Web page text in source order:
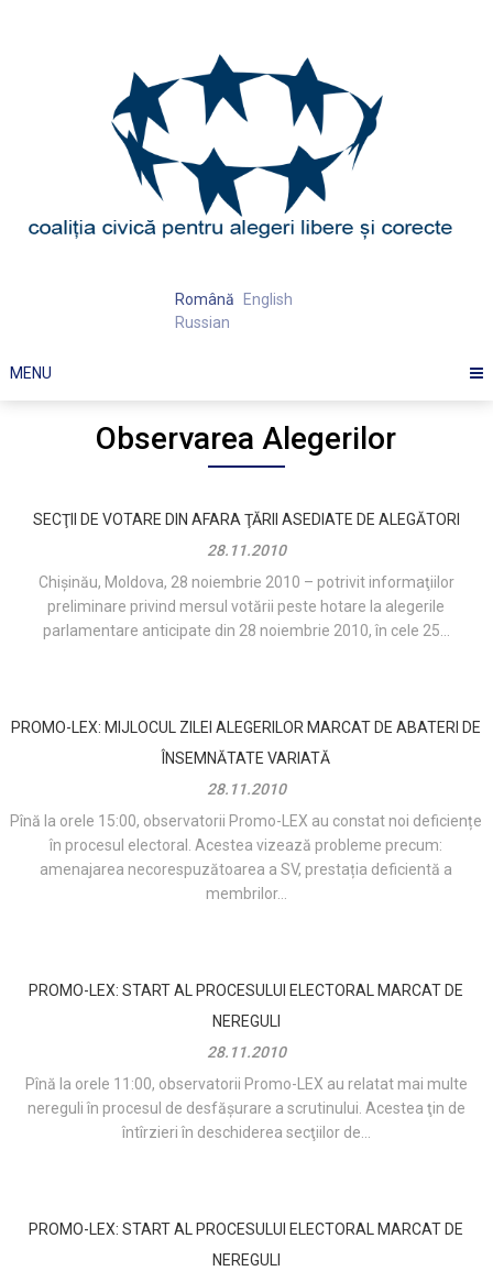
Română
English
Russian
MENU
Observarea Alegerilor
SECŢII DE VOTARE DIN AFARA ŢĂRII ASEDIATE DE ALEGĂTORI
28.11.2010
Chişinău, Moldova, 28 noiembrie 2010 – potrivit informaţiilor
preliminare privind mersul votării peste hotare la alegerile
parlamentare anticipate din 28 noiembrie 2010, în cele 25...
PROMO-LEX: MIJLOCUL ZILEI ALEGERILOR MARCAT DE ABATERI DE
ÎNSEMNĂTATE VARIATĂ
28.11.2010
Pînă la orele 15:00, observatorii Promo-LEX au constat noi deficiențe
în procesul electoral. Acestea vizează probleme precum:
amenajarea necorespuzătoarea a SV, prestația deficientă a
membrilor...
PROMO-LEX: START AL PROCESULUI ELECTORAL MARCAT DE
NEREGULI
28.11.2010
Pînă la orele 11:00, observatorii Promo-LEX au relatat mai multe
nereguli în procesul de desfăşurare a scrutinului. Acestea ţin de
întîrzieri în deschiderea secţiilor de...
PROMO-LEX: START AL PROCESULUI ELECTORAL MARCAT DE
NEREGULI